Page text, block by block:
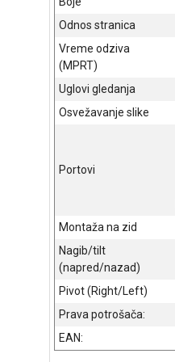
Odnos stranica
Vreme odziva
(MPRT)
Uglovi gledanja
Osvežavanje slike
Portovi
Montaža na zid
Nagib/tilt
(napred/nazad)
Pivot (Right/Left)
Prava potrošača:
EAN: